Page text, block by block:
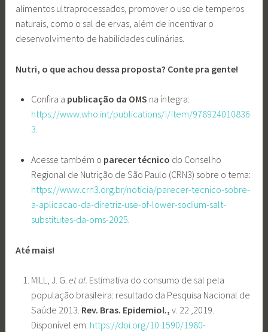
alimentos ultraprocessados, promover o uso de temperos
naturais, como o sal de ervas, além de incentivar o
desenvolvimento de habilidades culinárias.
Nutri, o que achou dessa proposta? Conte pra gente!
Confira a publicação da OMS na íntegra:
https://www.who.int/publications/i/item/978924010836
3.
Acesse também o parecer técnico do Conselho
Regional de Nutrição de São Paulo (CRN3) sobre o tema:
https://www.crn3.org.br/noticia/parecer-tecnico-sobre-
a-aplicacao-da-diretriz-use-of-lower-sodium-salt-
substitutes-da-oms-2025
Até mais!
MILL, J. G. et al. Estimativa do consumo de sal pela
população brasileira: resultado da Pesquisa Nacional de
Saúde 2013. Rev. Bras. Epidemiol., v. 22 ,2019.
Disponível em: https://doi.org/10.1590/1980-